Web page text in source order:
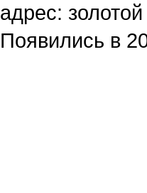
адрес:
Появились в